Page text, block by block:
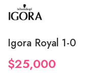
Igora Royal 1-0
$25,000